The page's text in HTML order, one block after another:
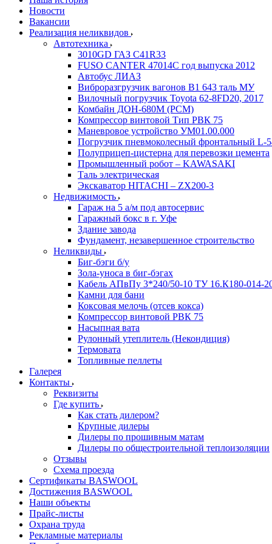
Новости
Вакансии
Реализация неликвидов
Автотехника
3010GD ГАЗ С41R33
FUSO CANTER 47014C год выпуска 2012
Автобус ЛИАЗ
Виброразгрузчик вагонов В1 643 таль МУ
Вилочный погрузчик Toyota 62-8FD20, 2017
Комбайн ДОН-680М (РСМ)
Компрессор винтовой Тип РВК 75
Маневровое устройство УМ01.00.000
Погрузчик пневмоколесный фронтальный L-
Полуприцеп-цистерна для перевозки цемента
Промышленный робот – KAWASAKI
Таль электрическая
Экскаватор HITACHI – ZX200-3
Недвижимость
Гараж на 5 а/м под автосервис
Гаражный бокс в г. Уфе
Здание завода
Фундамент, незавершенное строительство
Неликвиды
Биг-бэги б/у
Зола-уноса в биг-бэгах
Кабель АПвПу 3*240/50-10 ТУ 16.К180-014-
Камни для бани
Коксовая мелочь (отсев кокса)
Компрессор винтовой РВК 75
Насыпная вата
Рулонный утеплитель (Некондиция)
Термовата
Топливные пеллеты
Галерея
Контакты
Реквизиты
Где купить
Как стать дилером?
Крупные дилеры
Дилеры по прошивным матам
Дилеры по общестроительной теплоизоляции
Отзывы
Схема проезда
Сертификаты BASWOOL
Достижения BASWOOL
Наши объекты
Прайс-листы
Охрана труда
Рекламные материалы